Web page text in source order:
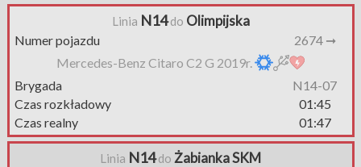
Linia N14do Olimpijska
Numer pojazdu
2674 ➞
Mercedes-Benz Citaro C2 G 2019r.
Brygada
N14-07
Czas rozkładowy
01:45
Czas realny
01:47
Linia N14do Żabianka SKM